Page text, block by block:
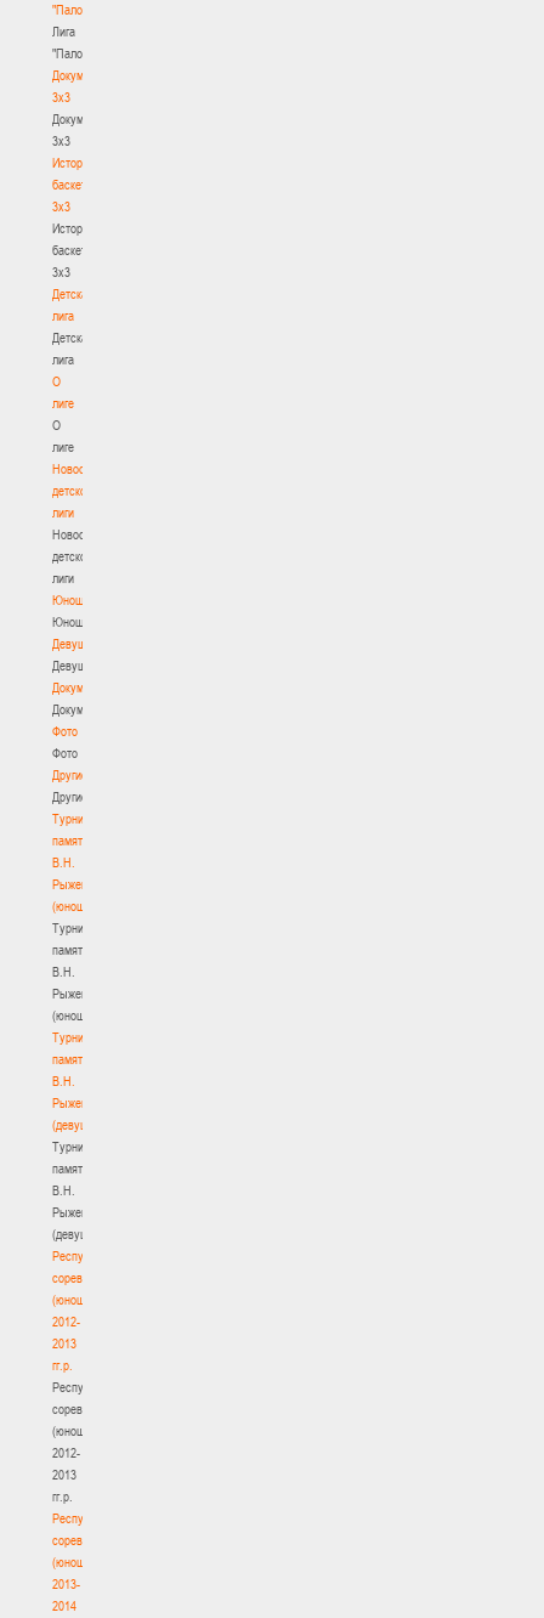
"Палова"
Лига
"Палова"
Документы
3х3
Документы
3х3
История
баскетбола
3х3
История
баскетбола
3х3
Детская
лига
Детская
лига
О
лиге
О
лиге
Новости
детской
лиги
Новости
детской
лиги
Юноши
Юноши
Девушки
Девушки
Документы
Документы
Фото
Фото
Другие
Другие
Турнир
памяти
В.Н.
Рыженкова
(юноши)
Турнир
памяти
В.Н.
Рыженкова
(юноши)
Турнир
памяти
В.Н.
Рыженкова
(девушки)
Турнир
памяти
В.Н.
Рыженкова
(девушки)
Республиканские
соревнования
(юноши)
2012-
2013
гг.р.
Республиканские
соревнования
(юноши)
2012-
2013
гг.р.
Республиканские
соревнования
(юноши)
2013-
2014